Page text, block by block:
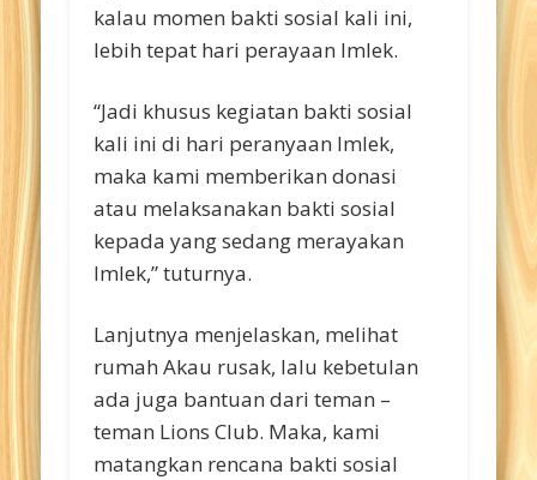
kalau momen bakti sosial kali ini,
lebih tepat hari perayaan Imlek.
“Jadi khusus kegiatan bakti sosial
kali ini di hari peranyaan Imlek,
maka kami memberikan donasi
atau melaksanakan bakti sosial
kepada yang sedang merayakan
Imlek,” tuturnya.
Lanjutnya menjelaskan, melihat
rumah Akau rusak, lalu kebetulan
ada juga bantuan dari teman –
teman Lions Club. Maka, kami
matangkan rencana bakti sosial